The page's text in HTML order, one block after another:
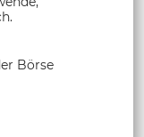
Börse